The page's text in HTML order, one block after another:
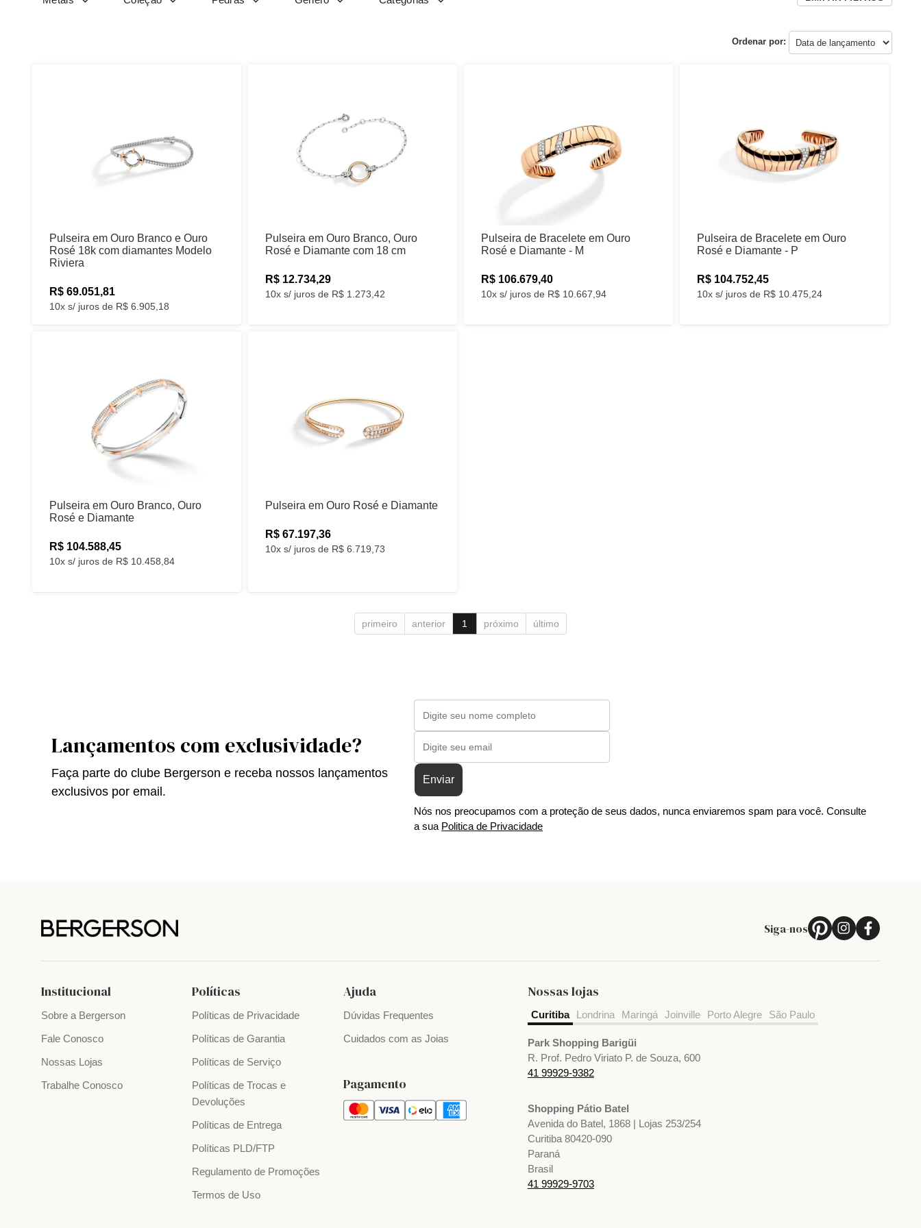
Ordenar por:
Pulseira em Ouro Branco e Ouro
Rosé 18k com diamantes Modelo
Riviera
10x s/ juros de R$ 6.905,18
R$ 69.051,81
Pulseira em Ouro Branco, Ouro
Rosé e Diamante com 18 cm
10x s/ juros de R$ 1.273,42
R$ 12.734,29
Pulseira de Bracelete em Ouro
Rosé e Diamante - M
10x s/ juros de R$ 10.667,94
R$ 106.679,40
Pulseira de Bracelete em Ouro
Rosé e Diamante - P
10x s/ juros de R$ 10.475,24
R$ 104.752,45
Pulseira em Ouro Branco, Ouro
Rosé e Diamante
10x s/ juros de R$ 10.458,84
R$ 104.588,45
Pulseira em Ouro Rosé e Diamante
10x s/ juros de R$ 6.719,73
R$ 67.197,36
primeiro anterior 1 próximo último
Lançamentos com exclusividade?
Faça parte do clube Bergerson e receba nossos lançamentos
exclusivos por email.
Enviar
Nós nos preocupamos com a proteção de seus dados, nunca enviaremos spam para você. Consulte
a sua Politica de Privacidade
Siga-nos
Institucional
Sobre a Bergerson
Fale Conosco
Nossas Lojas
Trabalhe Conosco
Políticas
Políticas de Privacidade
Políticas de Garantia
Políticas de Serviço
Políticas de Trocas e
Devoluções
Políticas de Entrega
Políticas PLD/FTP
Regulamento de Promoções
Termos de Uso
Ajuda
Dúvidas Frequentes
Cuidados com as Joias
Pagamento
Nossas lojas
Curitiba Londrina Maringá Joinville Porto Alegre São Paulo
Park Shopping Barigüi
R. Prof. Pedro Viriato P. de Souza, 600
41 99929-9382
Shopping Pátio Batel
Avenida do Batel, 1868 | Lojas 253/254
Curitiba 80420-090
Paraná
Brasil
41 99929-9703